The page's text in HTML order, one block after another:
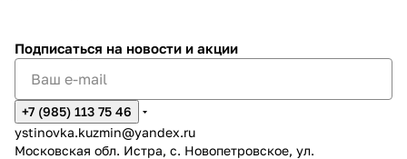
Подписаться на новости и акции
+7 (985) 113 75 46
ystinovka.kuzmin@yandex.ru
Московская обл. Истра, с. Новопетровское, ул.